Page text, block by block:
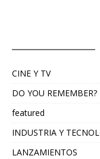
CINE Y TV
DO YOU REMEMBER?
featured
INDUSTRIA Y
LANZAMIENTOS